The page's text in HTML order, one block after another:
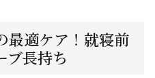
最適ケア！就寝前
ブ長持ち